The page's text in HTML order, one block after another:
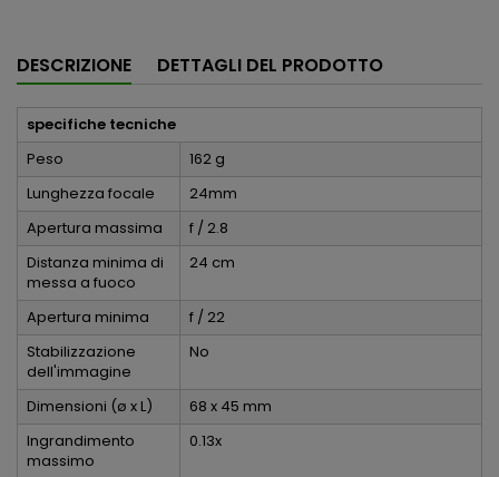
DESCRIZIONE DETTAGLI DEL PRODOTTO
specifiche tecniche
Peso
162 g
Lunghezza focale
24mm
Apertura massima
f / 2.8
Distanza minima di
messa a fuoco
24 cm
Apertura minima
f / 22
Stabilizzazione
dell'immagine
No
Dimensioni (ø x L)
68 x 45 mm
Ingrandimento
massimo
0.13x